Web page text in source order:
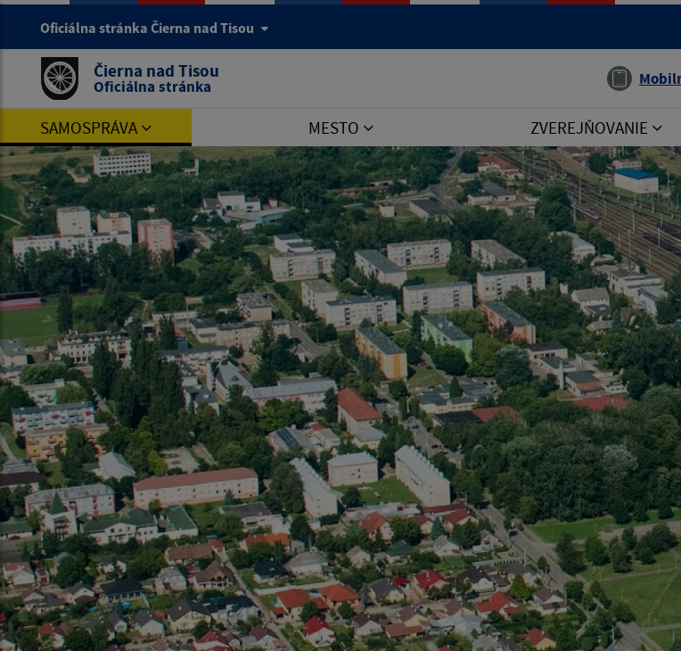
Oficiálna stránka Čierna nad Tisou
Čierna nad Tisou
Oficiálna stránka
SAMOSPRÁVA MESTO ZVEREJŇOVANIE